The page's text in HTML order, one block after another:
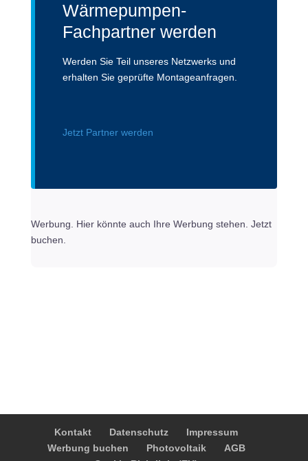
Wärmepumpen-
Fachpartner werden
Werden Sie Teil unseres Netzwerks und
erhalten Sie geprüfte Montageanfragen.
Jetzt Partner werden
Werbung. Hier könnte auch Ihre Werbung stehen. Jetzt
buchen.
Kontakt Datenschutz
Impressum
Werbung buchen
Photovoltaik
AGB